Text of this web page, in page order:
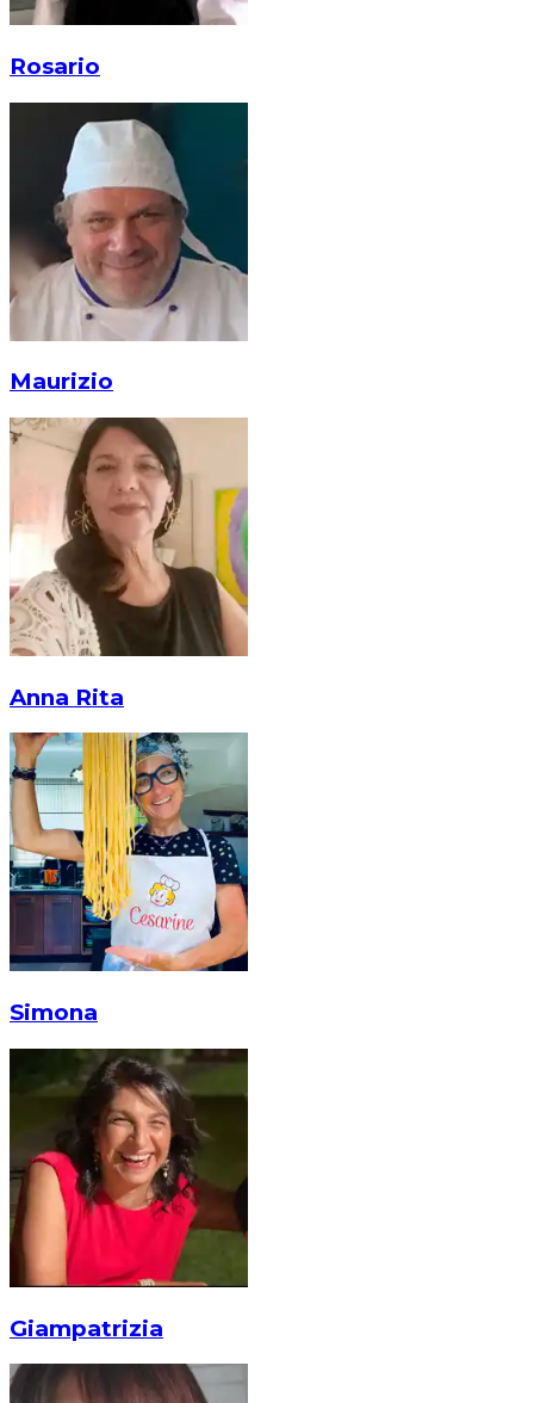
Rosario
Maurizio
Anna Rita
Simona
Giampatrizia